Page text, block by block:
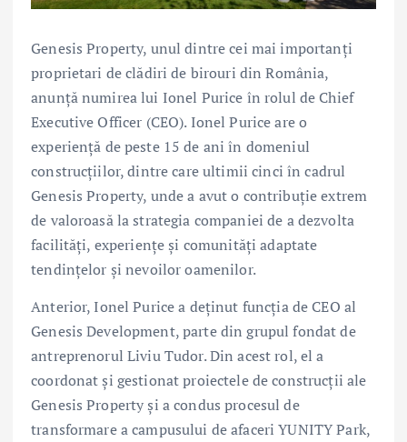
Genesis Property, unul dintre cei mai importanți
proprietari de clădiri de birouri din România,
anunță numirea lui Ionel Purice în rolul de Chief
Executive Officer (CEO). Ionel Purice are o
experiență de peste 15 de ani în domeniul
construcțiilor, dintre care ultimii cinci în cadrul
Genesis Property, unde a avut o contribuție extrem
de valoroasă la strategia companiei de a dezvolta
facilități, experiențe și comunități adaptate
tendințelor și nevoilor oamenilor.
Anterior, Ionel Purice a deținut funcția de CEO al
Genesis Development, parte din grupul fondat de
antreprenorul Liviu Tudor. Din acest rol, el a
coordonat și gestionat proiectele de construcții ale
Genesis Property și a condus procesul de
transformare a campusului de afaceri YUNITY Park,